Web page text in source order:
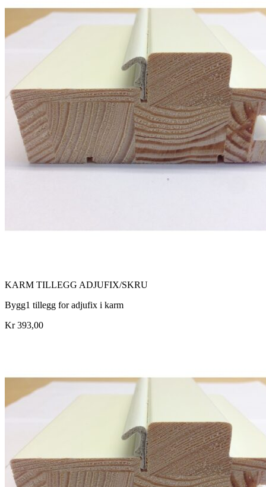
KARM TILLEGG ADJUFIX/SKRU
Bygg1 tillegg for adjufix i karm
Kr 393,00